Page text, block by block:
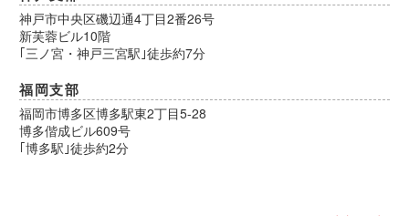
神戸市中央区磯辺通4丁目2番26号
新芙蓉ビル10階
｢三ノ宮・神戸三宮駅｣徒歩約7分
福岡支部
福岡市博多区博多駅東2丁目5-28
博多偕成ビル609号
｢博多駅｣徒歩約2分